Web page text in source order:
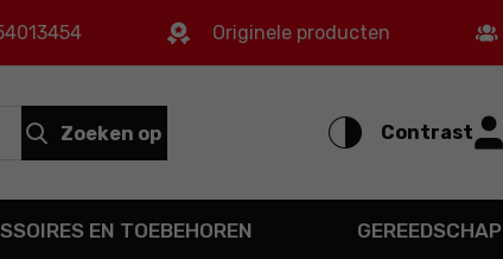
Originele producten
Zoeken op Contrast
EN TOEBEHOREN GEREEDSCHAP